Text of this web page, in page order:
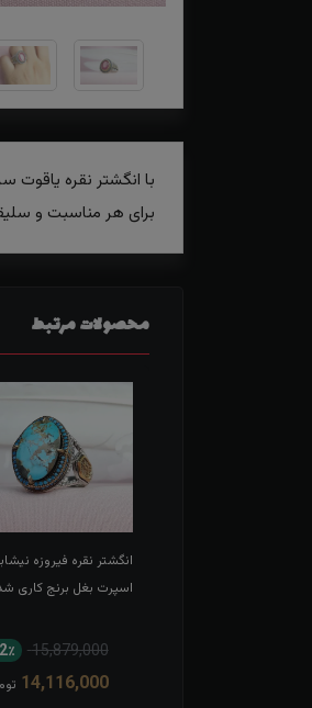
با انگشتر نقره
برای هر مناسبت و
محصولات مرتبط
انگشتر نقره فیروزه
اسپرت بغل برنج کاری
15,879,000
14,116,000